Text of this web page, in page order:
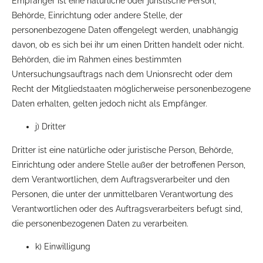
Behörde, Einrichtung oder andere Stelle, der
personenbezogene Daten offengelegt werden, unabhängig
davon, ob es sich bei ihr um einen Dritten handelt oder nicht.
Behörden, die im Rahmen eines bestimmten
Untersuchungsauftrags nach dem Unionsrecht oder dem
Recht der Mitgliedstaaten möglicherweise personenbezogene
Daten erhalten, gelten jedoch nicht als Empfänger.
j) Dritter
Dritter ist eine natürliche oder juristische Person, Behörde,
Einrichtung oder andere Stelle außer der betroffenen Person,
dem Verantwortlichen, dem Auftragsverarbeiter und den
Personen, die unter der unmittelbaren Verantwortung des
Verantwortlichen oder des Auftragsverarbeiters befugt sind,
die personenbezogenen Daten zu verarbeiten.
k) Einwilligung